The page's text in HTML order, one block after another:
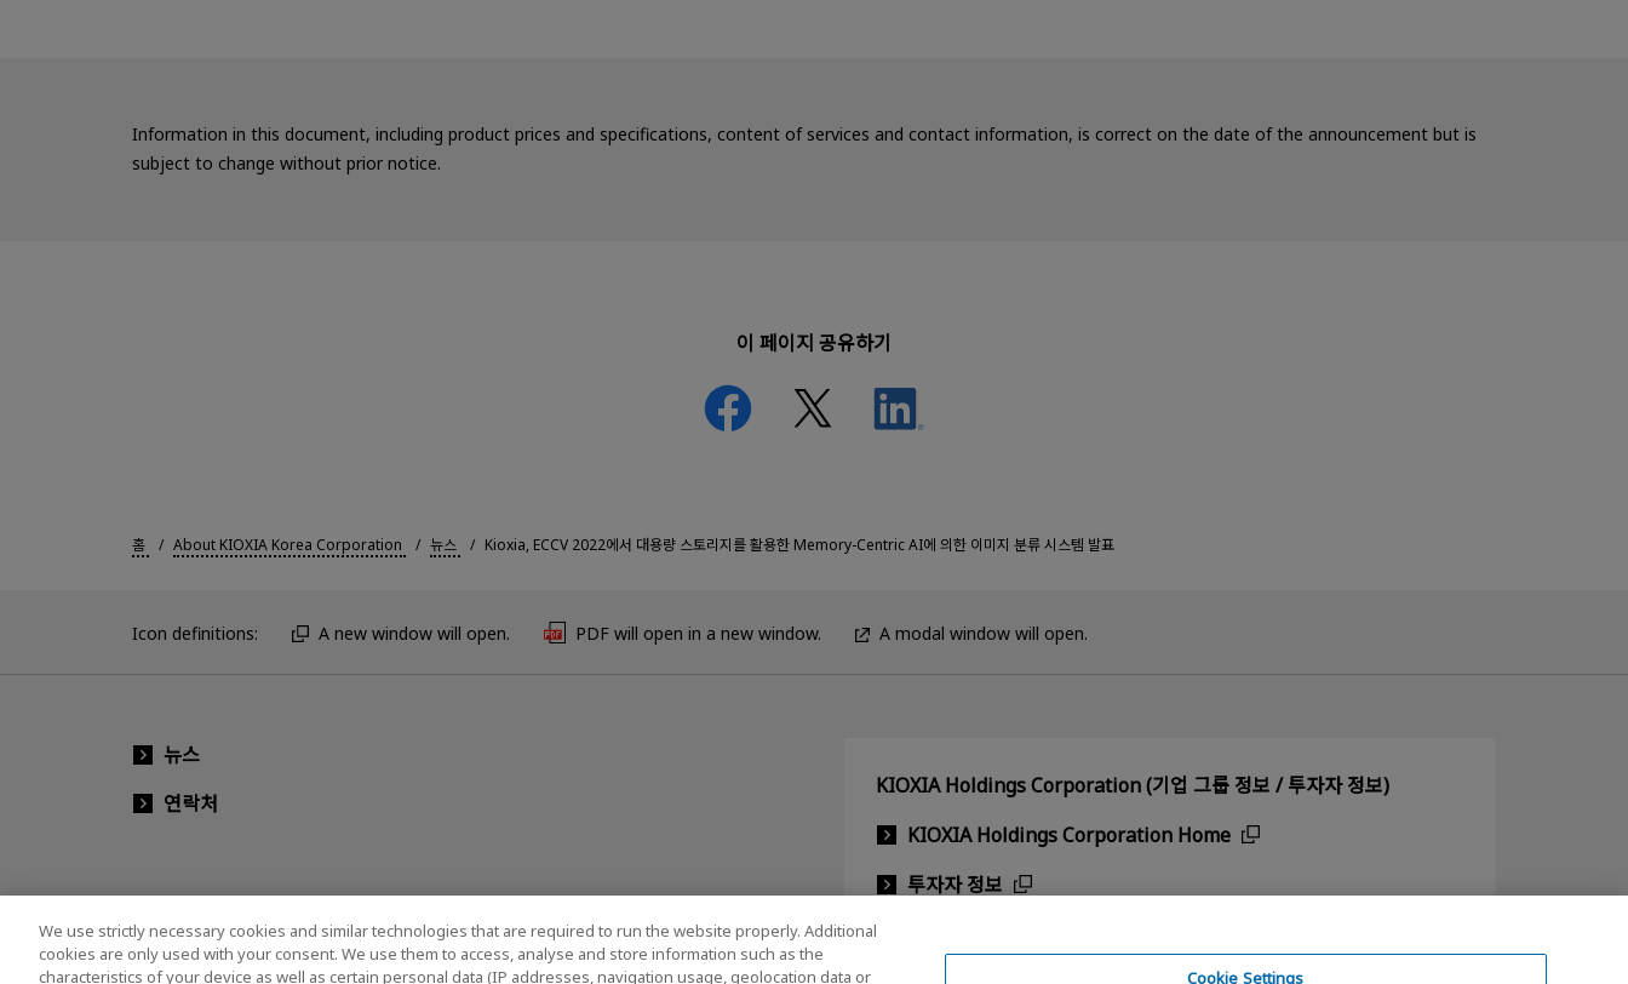
Information in this document, including product prices and specifications, content of services and contact information, is correct on the date of the announcement but is
subject to change without prior notice.
이 페이지 공유하기
홈 About KIOXIA Korea Corporation 뉴스 Kioxia, ECCV 2022에서 대용량 스토리지를 활용한 Memory-Centric AI에 의한 이미지 분류 시스템 발표
Icon definitions: A new window will open. PDF will open in a new window. A modal window will open.
뉴스
연락처
KIOXIA Holdings Corporation (기업 그룹 정보 / 투자자 정보)
KIOXIA Holdings Corporation Home
투자자 정보
We use strictly necessary cookies and similar technologies that are required to run the website properly. Additional
cookies are only used with your consent. We use them to access, analyse and store information such as the
characteristics of your device as well as certain personal data (IP addresses, navigation usage, geolocation data or
Cookie Settings